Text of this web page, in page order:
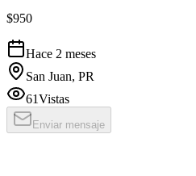
$950
Hace 2 meses
San Juan, PR
61Vistas
Enviar mensaje